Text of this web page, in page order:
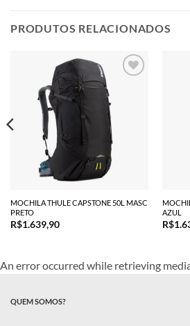
PRODUTOS RELACIONADOS
MOCHILA THULE CAPSTONE 50L MASC
PRETO
R$1.639,90
AZUL
R$
An error occurred while retrieving
QUEM SOMOS?